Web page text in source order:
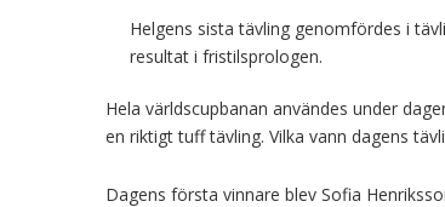
Helgens sista tävling genomfördes i
resultat i fristilsprologen.
Hela världscupbanan användes under
en riktigt tuff tävling. Vilka vann dagens
Dagens första vinnare blev Sofia